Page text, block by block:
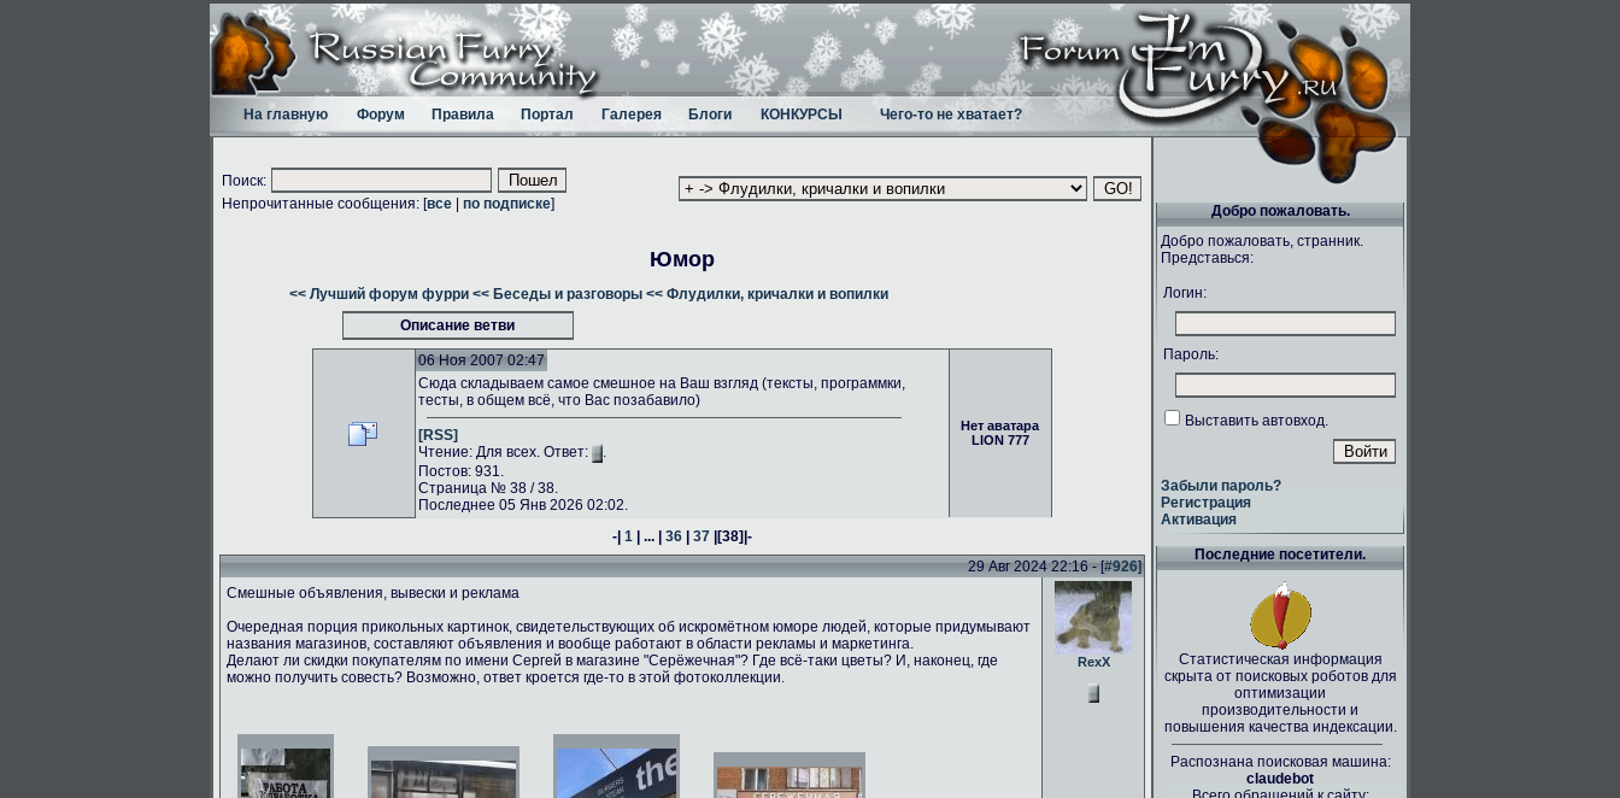
На главную Форум Правила Портал Галерея Блоги КОНКУРСЫ Чего-то не хватает?
Поиск:
Непрочитанные сообщения: [все по подписке]
Юмор
<< Лучший форум фурри << Беседы и разговоры << Флудилки, кричалки и вопилки
Описание ветви
06 Ноя 2007 02:47
Нет аватара
LION 777
Сюда складываем самое смешное на Ваш взгляд (тексты, программки,
тесты, в общем всё, что Вас позабавило)
[RSS]
Чтение: Для всех. Ответ:
.
Постов: 931.
Страница № 38 / 38.
Последнее 05 Янв 2026 02:02.
-| 1 | ... | 36 | 37 |[38]|-
29 Авг 2024 22:16 - [#926]
Смешные объявления, вывески и реклама
Очередная порция прикольных картинок, свидетельствующих об искромётном юморе людей, которые придумывают
названия магазинов, составляют объявления и вообще работают в области рекламы и маркетинга.
Делают ли скидки покупателям по имени Сергей в магазине "Серёжечная"? Где всё-таки цветы? И, наконец, где
можно получить совесть? Возможно, ответ кроется где-то в этой фотоколлекции.
RexX
Добро пожаловать.
Добро пожаловать, странник.
Представься:
Логин:
Пароль:
Выставить автовход.
Забыли пароль?
Регистрация
Активация
Последние посетители.
Статистическая информация
скрыта от поисковых роботов для
оптимизации
производительности и
повышения качества индексации.
Распознана поисковая машина:
claudebot